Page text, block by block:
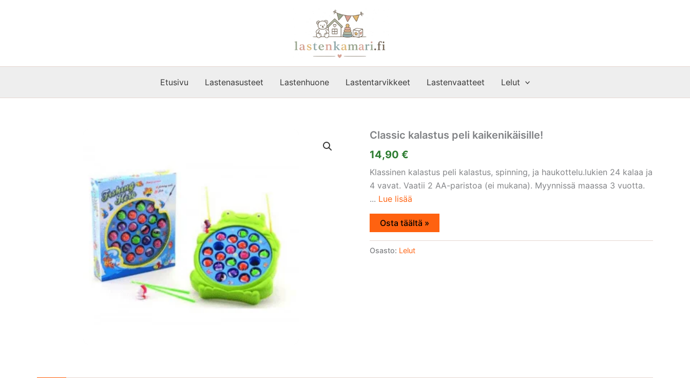
Etusivu Lastenasusteet Lastenhuone Lastentarvikkeet Lastenvaatteet Lelut
Classic kalastus peli kaikenikäisille!
14,90 €
Klassinen kalastus peli kalastus, spinning, ja haukottelu.lukien 24 kalaa ja
4 vavat. Vaatii 2 AA-paristoa (ei mukana). Myynnissä maassa 3 vuotta.
... Lue lisää
Osta täältä »
Osasto: Lelut